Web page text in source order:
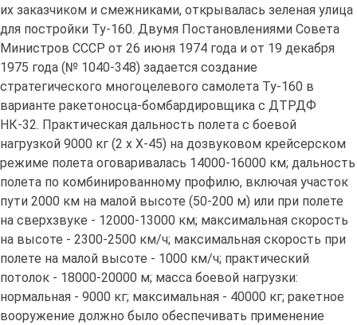
их заказчиком и смежниками, открывалась зеленая улица
для постройки Ту-160. Двумя Постановлениями Совета
Министров СССР от 26 июня 1974 года и от 19 декабря
1975 года (№ 1040-348) задается создание
стратегического многоцелевого самолета Ту-160 в
варианте ракетоносца-бомбардировщика с ДТРДФ
НК-32. Практическая дальность полета с боевой
нагрузкой 9000 кг (2 х X-45) на дозвуковом крейсерском
режиме полета оговаривалась 14000-16000 км; дальность
полета по комбинированному профилю, включая участок
пути 2000 км на малой высоте (50-200 м) или при полете
на сверхзвуке - 12000-13000 км; максимальная скорость
на высоте - 2300-2500 км/ч; максимальная скорость при
полете на малой высоте - 1000 км/ч; практический
потолок - 18000-20000 м; масса боевой нагрузки:
нормальная - 9000 кг; максимальная - 40000 кг; ракетное
вооружение должно было обеспечивать применение